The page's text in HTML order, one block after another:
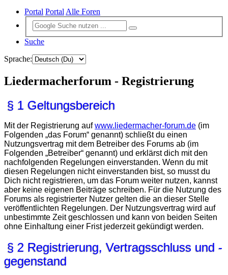
Portal PortalAlle Foren
Suche
Sprache:
Liedermacherforum - Registrierung
§ 1 Geltungsbereich
Mit der Registrierung aufwww.liedermacher-forum.de (im
Folgenden „das Forum“ genannt) schließt du einen
Nutzungsvertrag mit dem Betreiber des Forums ab (im
Folgenden „Betreiber“ genannt) und erklärst dich mit den
nachfolgenden Regelungen einverstanden. Wenn du mit
diesen Regelungen nicht einverstanden bist, so musst du
Dich nicht registrieren, um das Forum weiter nutzen, kannst
aber keine eigenen Beiträge schreiben. Für die Nutzung des
Forums als registrierter Nutzer gelten die an dieser Stelle
veröffentlichten Regelungen. Der Nutzungsvertrag wird auf
unbestimmte Zeit geschlossen und kann von beiden Seiten
ohne Einhaltung einer Frist jederzeit gekündigt werden.
§ 2 Registrierung, Vertragsschluss und -
gegenstand